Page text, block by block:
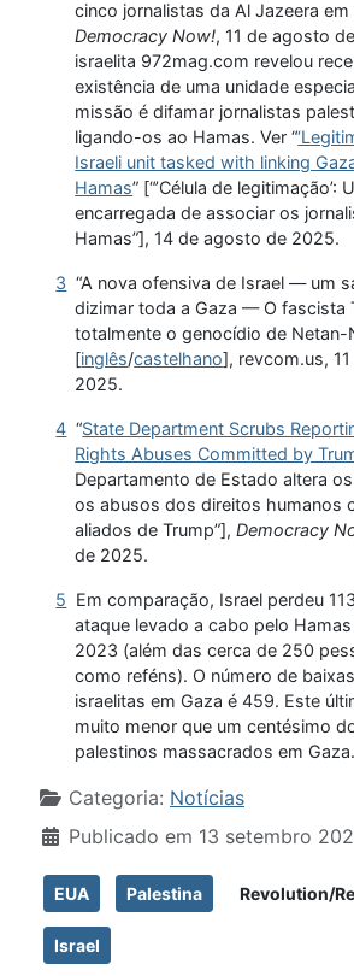
cinco jornalistas da Al Jazeera em
Democracy Now!, 11 de agosto
israelita 972mag.com revelou
existência de uma unidade
missão é difamar jornalistas
ligando-os ao Hamas. Ver “
Israeli unit tasked with linking
Hamas” [“’Célula de legitimação’:
encarregada de associar os
Hamas”], 14 de agosto de 2025.
3 “A nova ofensiva de Israel — um
dizimar toda a Gaza — O fascista
totalmente o genocídio de Netan-
[inglês/castelhano], revcom.us,
2025.
4 “State Department Scrubs
Rights Abuses Committed by
Departamento de Estado altera
os abusos dos direitos humanos
aliados de Trump”],Democracy
de 2025.
5 Em comparação, Israel perdeu
ataque levado a cabo pelo
2023 (além das cerca de 250
como reféns). O número de
israelitas em Gaza é 459. Este
muito menor que um centésimo
palestinos massacrados em Gaza.
Detalhes
Categoria: Notícias
Publicado em 13 setembro
EUA Palestina Revolution/
Israel